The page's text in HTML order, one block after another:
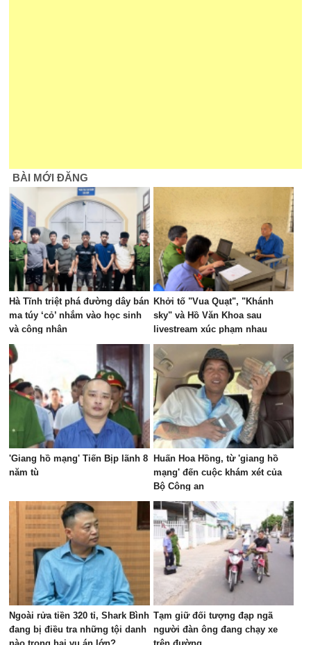
BÀI MỚI ĐĂNG
Hà Tĩnh triệt phá đường dây bán
ma túy ‘cỏ’ nhắm vào học sinh
và công nhân
Khởi tố "Vua Quạt", "Khánh
sky" và Hồ Văn Khoa sau
livestream xúc phạm nhau
'Giang hồ mạng' Tiến Bịp lãnh 8
năm tù
Huấn Hoa Hồng, từ 'giang hồ
mạng' đến cuộc khám xét của
Bộ Công an
Ngoài rửa tiền 320 tỉ, Shark Bình
đang bị điều tra những tội danh
Tạm giữ đối tượng đạp ngã
người đàn ông đang chạy xe